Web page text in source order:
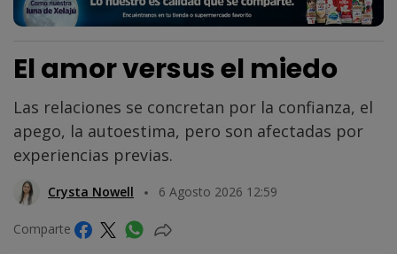
El amor versus el miedo
Las relaciones se concretan por la confianza, el
apego, la autoestima, pero son afectadas por
experiencias previas.
Crysta Nowell 6 Agosto 2026 12:59
Comparte